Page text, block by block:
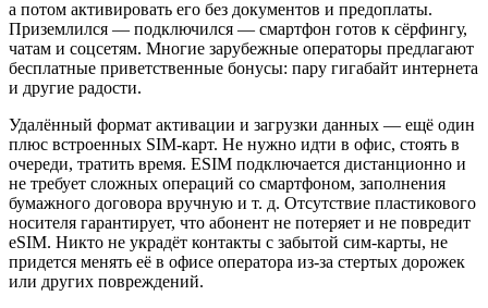
а потом активировать его без документов и предоплаты.
Приземлился — подключился — смартфон готов к сёрфингу,
чатам и соцсетям. Многие зарубежные операторы предлагают
бесплатные приветственные бонусы: пару гигабайт интернета
и другие радости.
Удалённый формат активации и загрузки данных — ещё один
плюс встроенных SIM-карт. Не нужно идти в офис, стоять в
очереди, тратить время. ESIM подключается дистанционно и
не требует сложных операций со смартфоном, заполнения
бумажного договора вручную и т. д. Отсутствие пластикового
носителя гарантирует, что абонент не потеряет и не повредит
eSIM. Никто не украдёт контакты с забытой сим-карты, не
придется менять её в офисе оператора из-за стертых дорожек
или других повреждений.